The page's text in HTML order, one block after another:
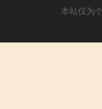
本站仅为